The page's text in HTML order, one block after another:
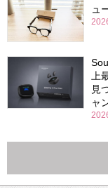
ュ
上
見
ャ